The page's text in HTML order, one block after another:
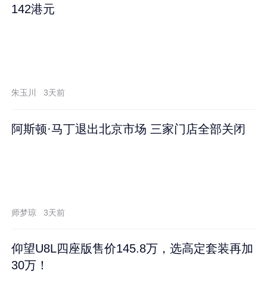
142港元
朱玉川 3天前
阿斯顿·马丁退出北京市场 三家门店全部关闭
师梦琼 3天前
仰望U8L四座版售价145.8万，选高定套装再加
30万！